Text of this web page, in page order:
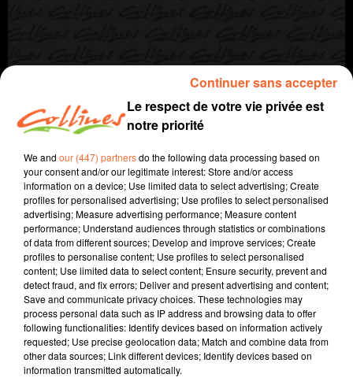
recette cuisine
23 décembre 2023 - 6 min 50 sec
BÛCHE DE NOËL
Jacqueline Pinon
Qu'est-ce qu'on mange ?
Recette présentée par Hélène et Jacqueline.
Le respect de votre vie privée est
notre priorité
We and our (447) partnersdo the following data processing based on
your consent and/or our legitimate interest: Store and/or access
information on a device; Use limited data to select advertising; Create
profiles for personalised advertising; Use profiles to select personalised
advertising; Measure advertising performance; Measure content
performance; Understand audiences through statistics or combinations
of data from different sources; Develop and improve services; Create
profiles to personalise content; Use profiles to select personalised
content; Use limited data to select content; Ensure security, prevent and
detect fraud, and fix errors; Deliver and present advertising and content;
Save and communicate privacy choices. These technologies may
process personal data such as IP address and browsing data to offer
following functionalities: Identify devices based on information actively
requested; Use precise geolocation data; Match and combine data from
other data sources; Link different devices; Identify devices based on
information transmitted automatically.
Continuer sans accepter